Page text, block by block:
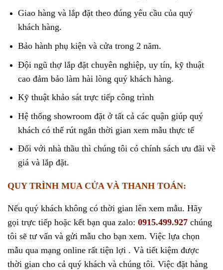
Giao hàng và lắp đặt theo đúng yêu cầu của quý
khách hàng.
Bảo hành phụ kiện và cửa trong 2 năm.
Đội ngũ thợ lắp đặt chuyên nghiệp, uy tín, kỹ thuật
cao đảm bảo làm hài lòng quý khách hàng.
Kỹ thuật khảo sát trực tiếp công trình
Hệ thống showroom đặt ở tất cả các quận giúp quý
khách có thể rút ngắn thời gian xem mẫu thực tế
Đối với nhà thầu thì chúng tôi có chính sách ưu đãi về
giá và lắp đặt.
QUY TRÌNH MUA CỬA VÀ THANH TOÁN:
Nếu quý khách không có thời gian lên xem mẫu. Hãy
gọi trực tiếp hoặc kết bạn qua zalo: 0915.499.927 chúng
tôi sẽ tư vấn và gửi mẫu cho bạn xem. Việc lựa chọn
mẫu qua mạng online rất tiện lợi . Và tiết kiệm được
thời gian cho cả quý khách và chúng tôi. Việc đặt hàng